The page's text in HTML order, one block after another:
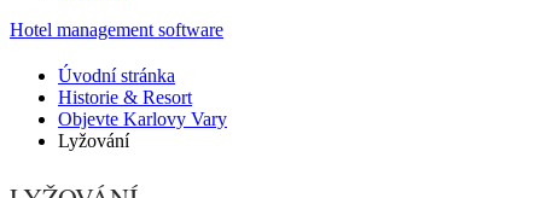
Hotel management software
Úvodní stránka
Historie & Resort
Objevte Karlovy Vary
Lyžování